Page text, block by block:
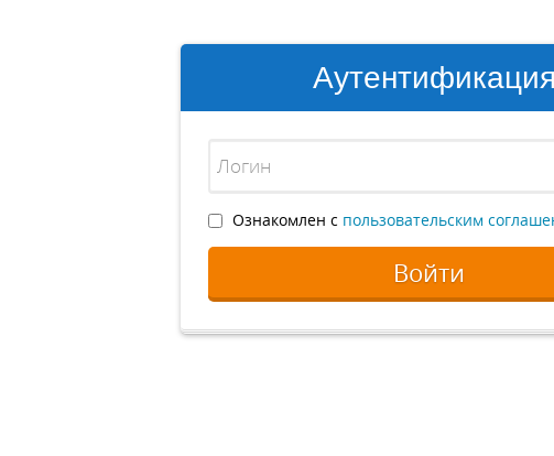
Аутентификация
Ознакомлен с пользовательским
Войти